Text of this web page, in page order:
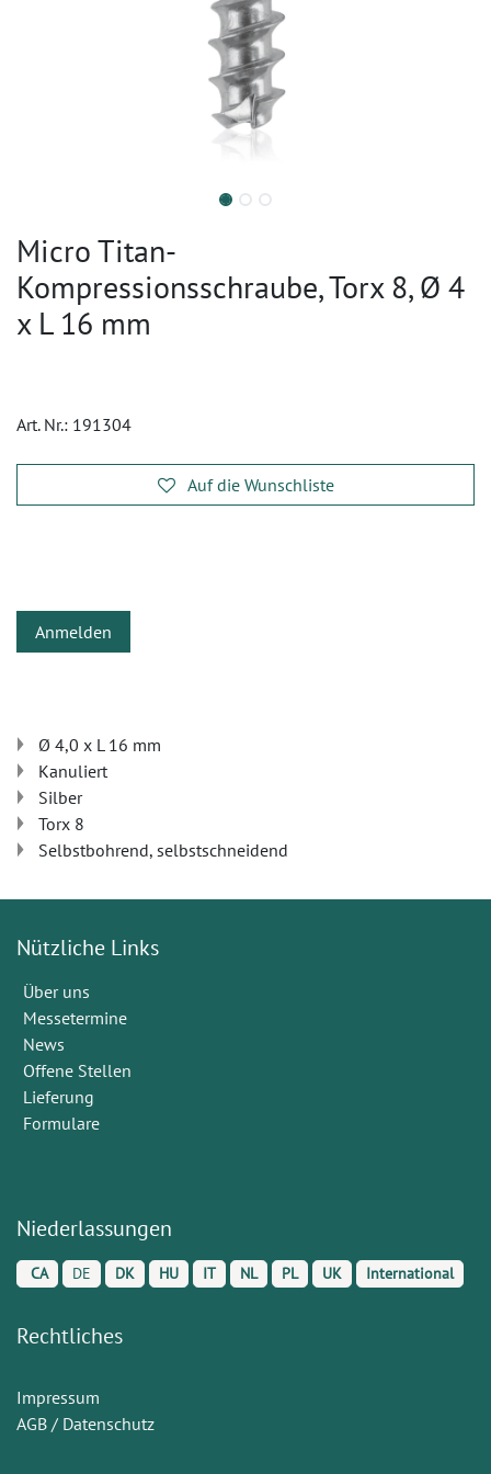
Micro Titan-
Kompressionsschraube, Torx 8, Ø 4
x L 16 mm
Art. Nr.: 191304
Auf die Wunschliste
Anmelden
Ø 4,0 x L 16 mm
Kanuliert
Silber
Torx 8
Selbstbohrend, selbstschneidend
Nützliche Links
Über uns
Messetermine
News
Offene Stellen
Lieferung
Formulare
Niederlassungen
CA DE DK HU IT NL PL UK International
Rechtliches
Impressum
AGB / Datenschutz